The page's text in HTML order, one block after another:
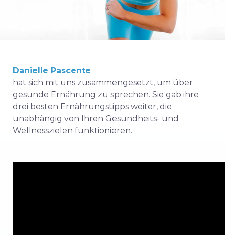
Danielle Pascente
hat sich mit uns zusammengesetzt, um über
gesunde Ernährung zu sprechen. Sie gab ihre
drei besten Ernährungstipps weiter, die
unabhängig von Ihren Gesundheits- und
Wellnesszielen funktionieren.